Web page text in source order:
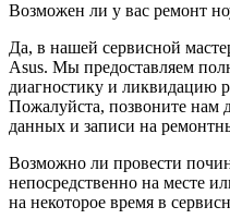
Возможен ли у вас ремонт
Да, в нашей сервисной
Asus. Мы предоставляем
диагностику и ликвидацию
Пожалуйста, позвоните нам
данных и записи на
Возможно ли провести
непосредственно на месте
на некоторое время в